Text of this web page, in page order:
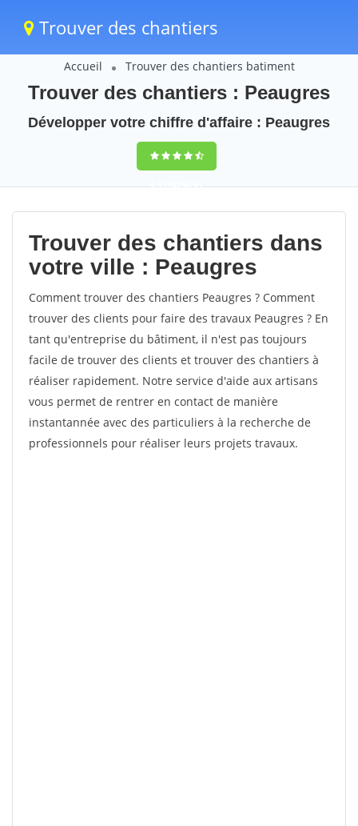
Trouver des chantiers
Accueil Trouver des chantiers batiment
Trouver des chantiers : Peaugres
Développer votre chiffre d'affaire : Peaugres
9,5(100%)41
votes
Trouver des chantiers dans
votre ville : Peaugres
Comment trouver des chantiers Peaugres ? Comment
trouver des clients pour faire des travaux Peaugres ? En
tant qu'entreprise du bâtiment, il n'est pas toujours
facile de trouver des clients et trouver des chantiers à
réaliser rapidement. Notre service d'aide aux artisans
vous permet de rentrer en contact de manière
instantannée avec des particuliers à la recherche de
professionnels pour réaliser leurs projets travaux.